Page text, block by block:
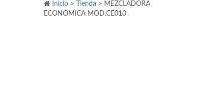
Inicio > Tienda > MEZCLADORA
ECONOMICA MOD.CE010